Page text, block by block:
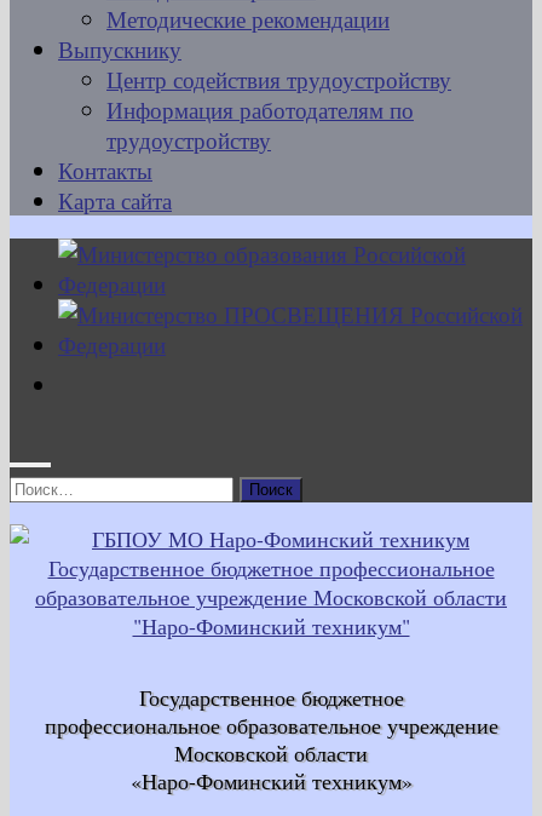
Методические рекомендации
Выпускнику
Центр содействия трудоустройству
Информация работодателям по
трудоустройству
Контакты
Карта сайта
Найти:
Государственное бюджетное
профессиональное образовательное учреждение
Московской области
«Наро-Фоминский техникум»